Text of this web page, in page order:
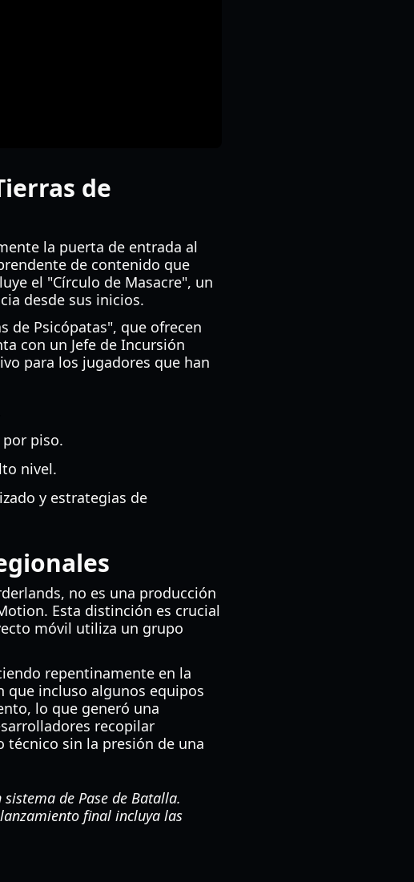
de
la puerta de entrada al
de contenido que
el "Círculo de Masacre", un
desde sus inicios.
de Psicópatas", que ofrecen
con un Jefe de Incursión
para los jugadores que han
piso.
nivel.
y estrategias de
no es una producción
Esta distinción es crucial
móvil utiliza un grupo
repentinamente en la
que incluso algunos equipos
lo que generó una
recopilar
técnico sin la presión de una
de Pase de Batalla.
final incluya las